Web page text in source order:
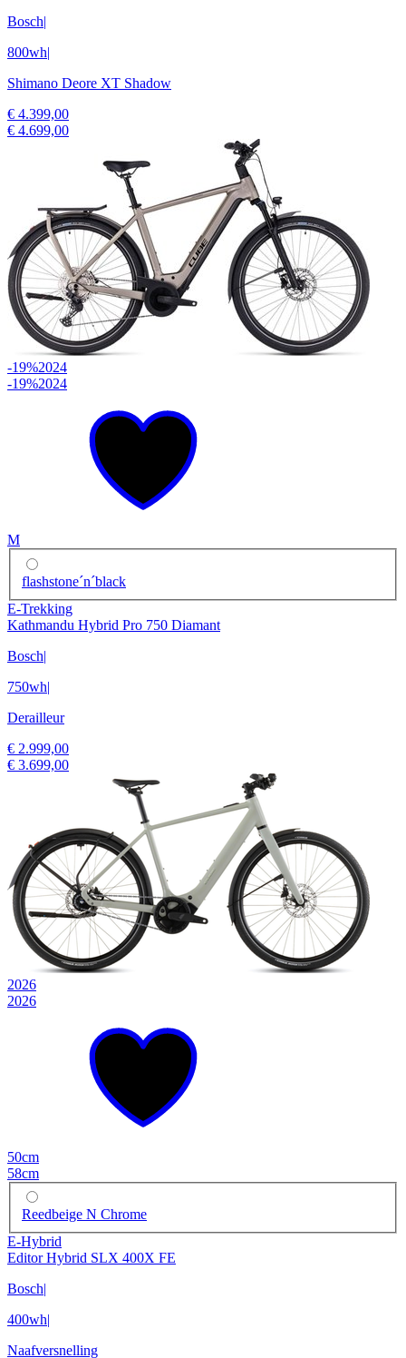
Bosch|
800wh|
Shimano Deore XT Shadow
€ 4.399,00
€ 4.699,00
-19%2024
-19%2024
M
flashstone´n´black
E-Trekking
Kathmandu Hybrid Pro 750 Diamant
Bosch|
750wh|
Derailleur
€ 2.999,00
€ 3.699,00
2026
2026
50cm
58cm
Reedbeige N Chrome
E-Hybrid
Editor Hybrid SLX 400X FE
Bosch|
400wh|
Naafversnelling